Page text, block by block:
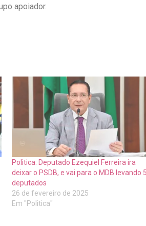
apoiador.
Politica: Deputado Ezequiel Ferreira ira
deixar o PSDB, e vai para o MDB levando
deputados
26 de fevereiro de 2025
Em "Politica"